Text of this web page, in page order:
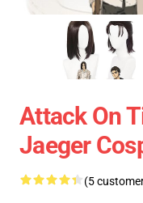
Attack On
Jaeger
(5